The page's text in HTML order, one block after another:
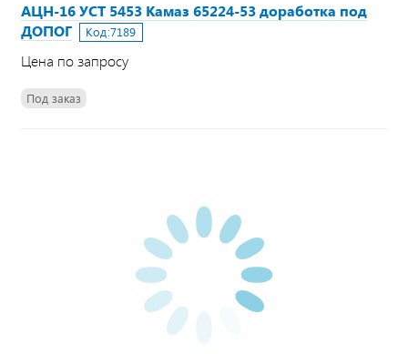
АЦН-16 УСТ 5453 Камаз 65224-53 доработка под
ДОПОГ
Код:7189
Цена по запросу
Под заказ